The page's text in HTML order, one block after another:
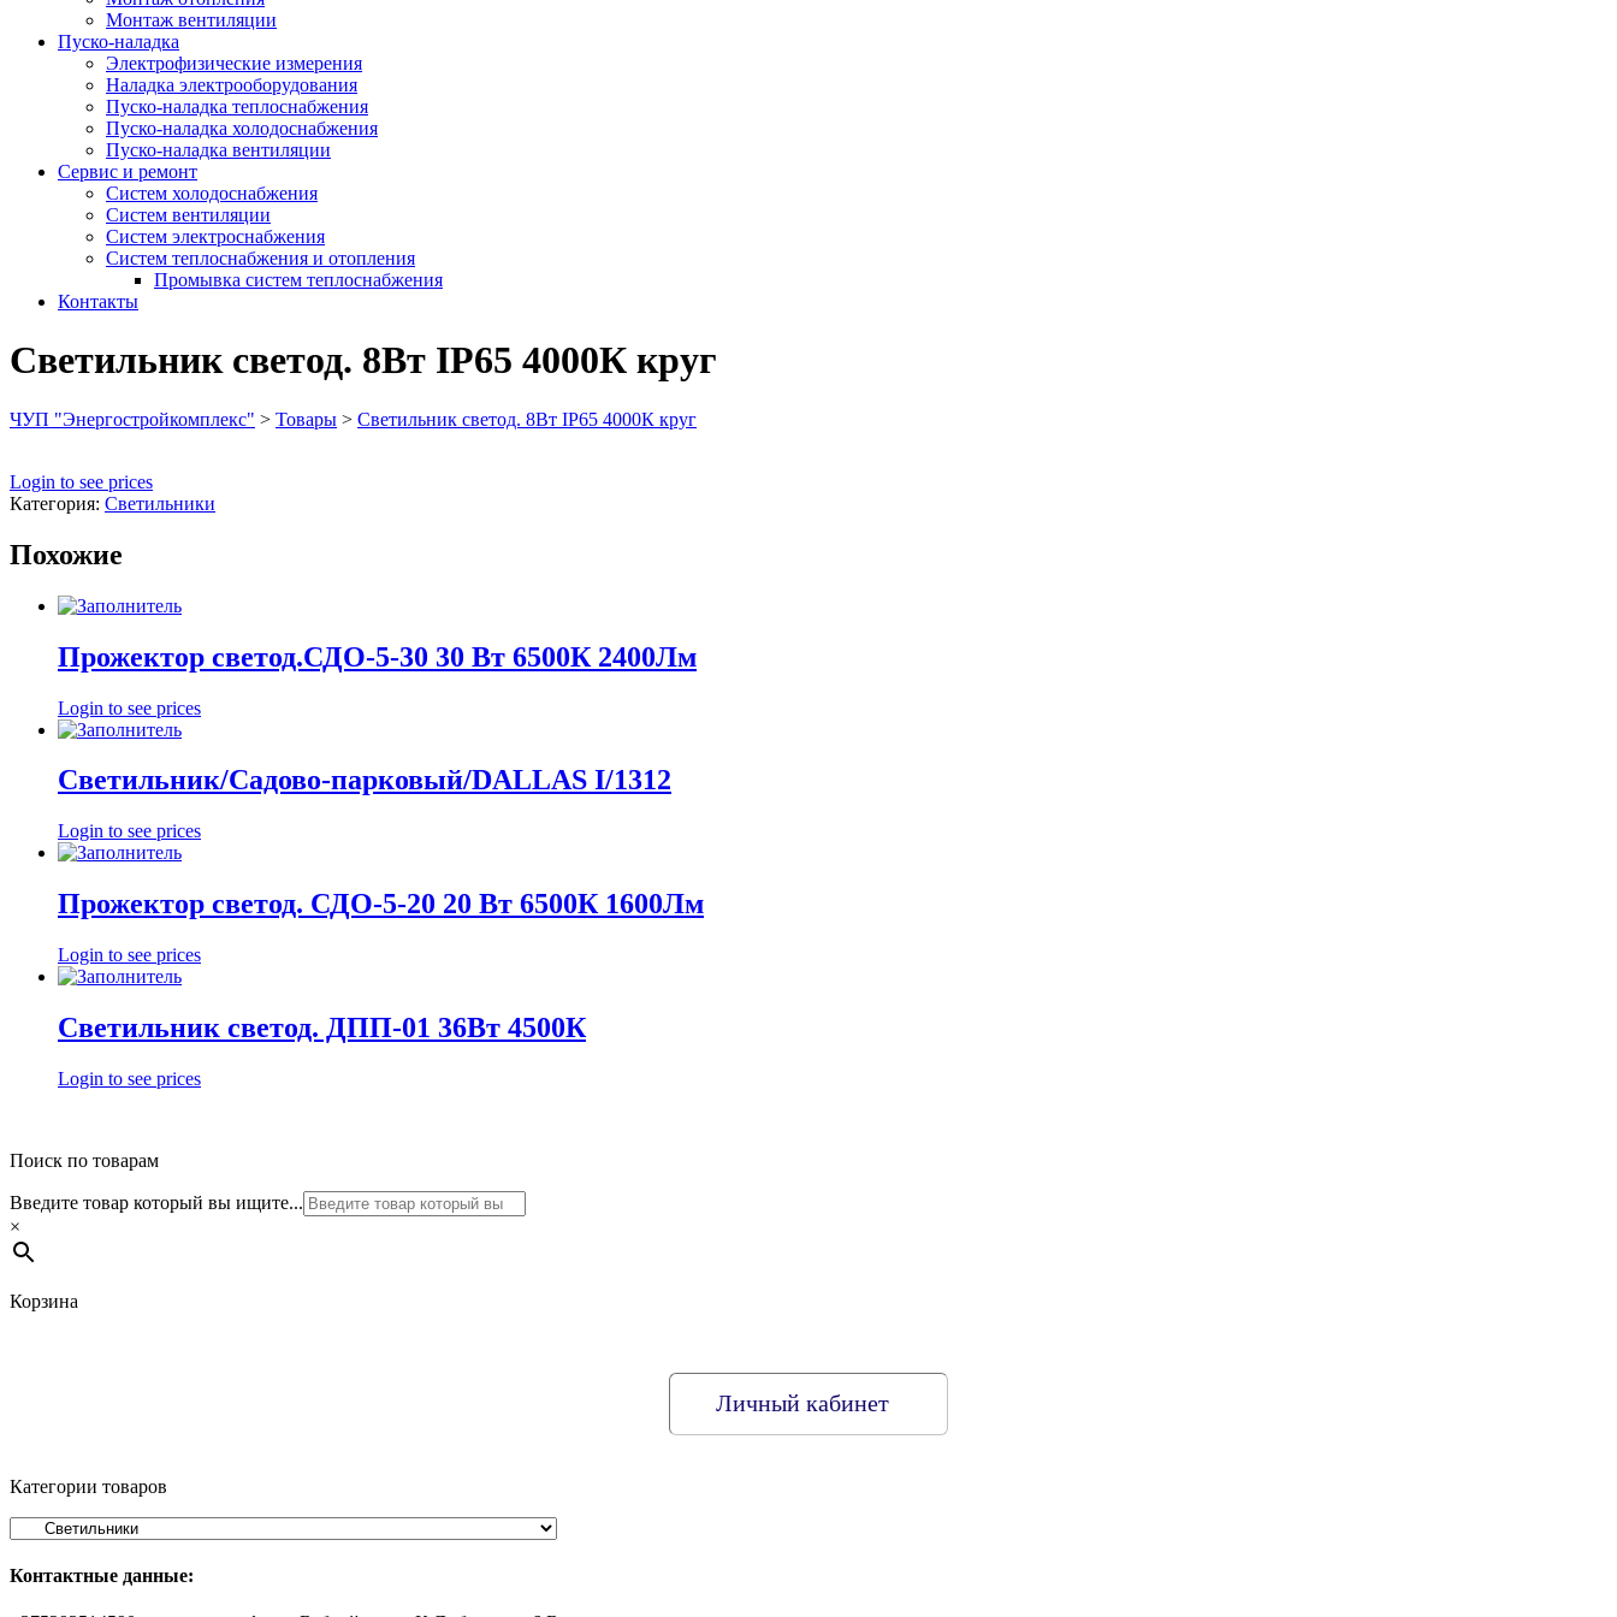
Монтаж вентиляции
Пуско-наладка
Электрофизические измерения
Наладка электрооборудования
Пуско-наладка теплоснабжения
Пуско-наладка холодоснабжения
Пуско-наладка вентиляции
Сервис и ремонт
Систем холодоснабжения
Систем вентиляции
Систем электроснабжения
Систем теплоснабжения и отопления
Промывка систем теплоснабжения
Контакты
Светильник светод. 8Вт IP65 4000К круг
ЧУП "Энергостройкомплекс" > Товары > Светильник светод. 8Вт IP65 4000К круг
Login to see prices
Категория: Светильники
Похожие
Прожектор светод.СДО-5-30 30 Вт 6500К 2400Лм
Login to see prices
Светильник/Садово-парковый/DALLAS I/1312
Login to see prices
Прожектор светод. СДО-5-20 20 Вт 6500К 1600Лм
Login to see prices
Светильник светод. ДПП-01 36Вт 4500К
Login to see prices
Поиск по товарам
Введите товар который вы ищите...
×
Корзина
Личный кабинет
Категории товаров
Контактные данные: